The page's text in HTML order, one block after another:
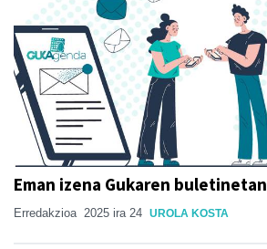
Eman izena Gukaren buletinetan
Erredakzioa 2025 ira 24 UROLA KOSTA